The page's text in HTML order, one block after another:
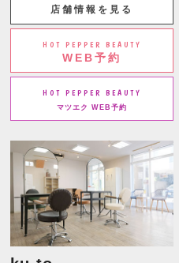
店舗情報を見る
HOT PEPPER BEAUTY
WEB予約
HOT PEPPER BEAUTY
マツエク WEB予約